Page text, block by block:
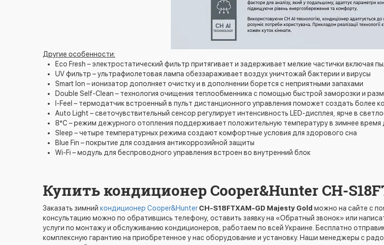
Другие особенности:
Eco Fresh – электростатический фильтр притягивает и задерживает мелкие частички включая
UV фильтр – ультрафиолетовая лампа обеззараживает воздух уничтожай бактерии и вирусы
Smart Ion – ионизатор дополняет очистку и в дополнении борется с неприятными запахами
Double Self-Clean – технология очищения теплообменника с помощью быстрой заморозки и
I-Feel – термодатчик встроенный в пульт дистанционного управления поможет создать более
Auto Light – светочувствительный сенсор регулирует интенсивность LED-дисплея, ярче в
8°C – режим дежурного отопления поддерживает положительную температуру в зимнее
Sleep – четыре температурных режима создают комфортные условия для здорового сна
Blue Fin – покрытие для создания антикоррозийной защиты
Wi-Fi – модуль для беспроводного управления встроен во внутренний блок
Купить кондиционер Cooper&Hunter CH-
Заказать зимний кондиционер​ Cooper&HunterCH-S18FTXAM-GD Majesty Gold можно на сайте с
консультацию можно по обратившись телефону, оставить заявку на «Обратный звонок» или
услуги по монтажу и обслуживанию кондиционеров, работаем по всей Украине. Бесплатно
комплексную гарантию на приобретенное у нас оборудование и установку. Наши менеджеры с